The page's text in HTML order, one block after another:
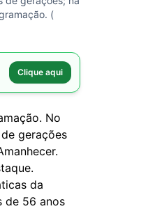
(
Clique aqui
No
gerações
da
de 56 anos